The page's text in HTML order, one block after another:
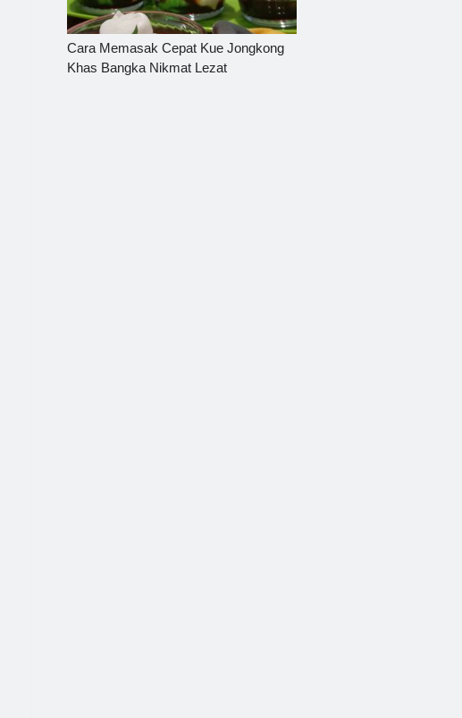
Cara Memasak Cepat Kue Jongkong
Khas Bangka Nikmat Lezat